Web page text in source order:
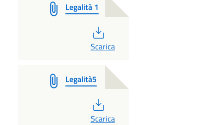
Legalità 1
PDF
Scarica
Legalità5
PDF
Scarica